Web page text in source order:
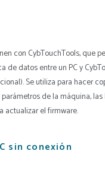
con CybTouchTools, que
de datos entre un PC y
Se utiliza para hacer
de la máquina,
actualizar el firmware.
sin conexión